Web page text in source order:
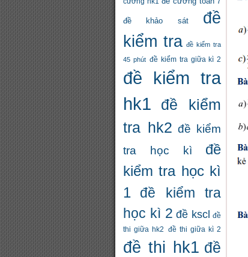
đề khảo sát
đề
kiểm tra đề kiểm tra
45 phút đề kiểm tra giữa kì 2
đề kiểm tra
hk1
đề kiểm
tra hk2 đề kiểm
tra học kì
đề
kiểm tra học kì
1
đề kiểm tra
học kì 2 đề kscl đề
thi giữa hk2 đề thi giữa kì 2
đề thi hk1 đề